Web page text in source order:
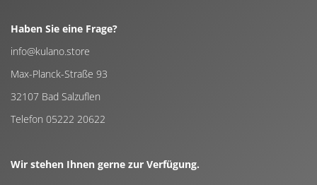
Haben Sie eine Frage?
info@kulano.store
Max-Planck-Straße 93
32107 Bad Salzuflen
Telefon 05222 20622
Wir stehen Ihnen gerne zur Verfügung.